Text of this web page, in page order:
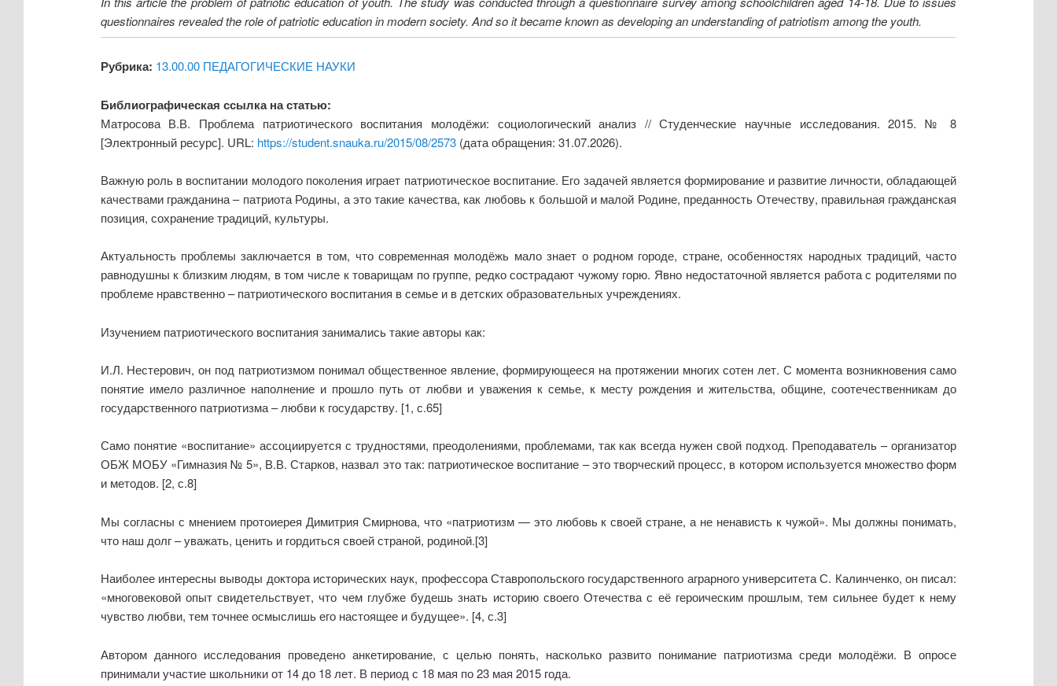
questionnaires revealed the role of patriotic education in modern society. And so it became known as developing an understanding of patriotism among the youth.
Рубрика: 13.00.00 ПЕДАГОГИЧЕСКИЕ НАУКИ
Библиографическая ссылка на статью:
Матросова В.В. Проблема патриотического воспитания молодёжи: социологический анализ // Студенческие научные исследования. 2015. № 8
[Электронный ресурс]. URL: https://student.snauka.ru/2015/08/2573(дата обращения: 31.07.2026).
Важную роль в воспитании молодого поколения играет патриотическое воспитание. Его задачей является формирование и развитие личности, обладающей
качествами гражданина – патриота Родины, а это такие качества, как любовь к большой и малой Родине, преданность Отечеству, правильная гражданская
позиция, сохранение традиций, культуры.
Актуальность проблемы заключается в том, что современная молодёжь мало знает о родном городе, стране, особенностях народных традиций, часто
равнодушны к близким людям, в том числе к товарищам по группе, редко сострадают чужому горю. Явно недостаточной является работа с родителями по
проблеме нравственно – патриотического воспитания в семье и в детских образовательных учреждениях.
Изучением патриотического воспитания занимались такие авторы как:
И.Л. Нестерович, он под патриотизмом понимал общественное явление, формирующееся на протяжении многих сотен лет. С момента возникновения само
понятие имело различное наполнение и прошло путь от любви и уважения к семье, к месту рождения и жительства, общине, соотечественникам до
государственного патриотизма – любви к государству. [1, с.65]
Само понятие «воспитание» ассоциируется с трудностями, преодолениями, проблемами, так как всегда нужен свой подход. Преподаватель – организатор
ОБЖ МОБУ «Гимназия № 5», В.В. Старков, назвал это так: патриотическое воспитание – это творческий процесс, в котором используется множество форм
и методов. [2, с.8]
Мы согласны с мнением протоиерея Димитрия Смирнова, что «патриотизм — это любовь к своей стране, а не ненависть к чужой». Мы должны понимать,
что наш долг – уважать, ценить и гордиться своей страной, родиной.[3]
Наиболее интересны выводы доктора исторических наук, профессора Ставропольского государственного аграрного университета С. Калинченко, он писал:
«многовековой опыт свидетельствует, что чем глубже будешь знать историю своего Отечества с её героическим прошлым, тем сильнее будет к нему
чувство любви, тем точнее осмыслишь его настоящее и будущее». [4, с.3]
Автором данного исследования проведено анкетирование, с целью понять, насколько развито понимание патриотизма среди молодёжи. В опросе
принимали участие школьники от 14 до 18 лет. В период с 18 мая по 23 мая 2015 года.